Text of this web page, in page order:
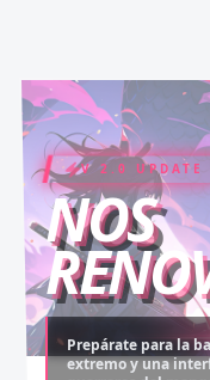
V 2.0 UPDATE
NOS
Prepárate para la
extremo y una
COIN RUSH
Desbloquea
ELITE PASS
Asciende al rango